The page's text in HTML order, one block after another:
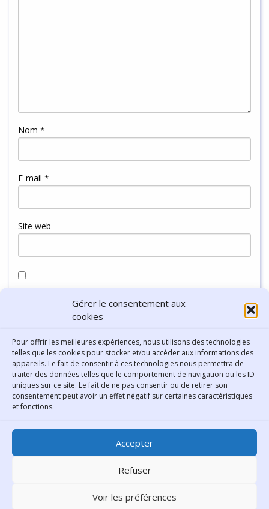
Gérer le consentement aux
cookies
Pour offrir les meilleures expériences, nous utilisons des technologies
telles que les cookies pour stocker et/ou accéder aux informations des
appareils. Le fait de consentir à ces technologies nous permettra de
traiter des données telles que le comportement de navigation ou les ID
uniques sur ce site. Le fait de ne pas consentir ou de retirer son
consentement peut avoir un effet négatif sur certaines caractéristiques
et fonctions.
Accepter
Refuser
Voir les préférences
Nom *
E-mail *
Site web
navigateur pour mon prochain commentaire.
Bibliothèque municipale de
Lyon
30 Boulevard Vivier-Merle